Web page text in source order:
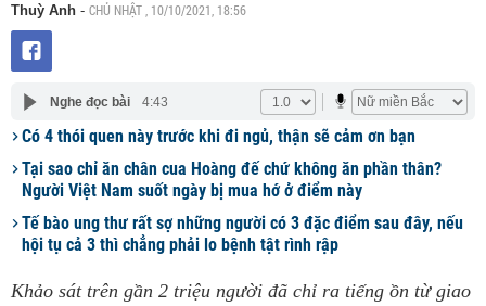
Thuỳ Anh - CHỦ NHẬT , 10/10/2021, 18:56
Nghe đọc bài 4:43
Có 4 thói quen này trước khi đi ngủ, thận sẽ cảm ơn bạn
Tại sao chỉ ăn chân cua Hoàng đế chứ không ăn phần thân?
Người Việt Nam suốt ngày bị mua hớ ở điểm này
Tế bào ung thư rất sợ những người có 3 đặc điểm sau đây, nếu
hội tụ cả 3 thì chẳng phải lo bệnh tật rình rập
Khảo sát trên gần 2 triệu người đã chỉ ra tiếng ồn từ giao